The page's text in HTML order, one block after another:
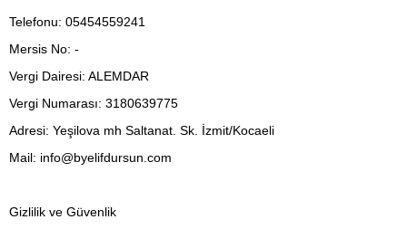
Telefonu: 05454559241
Mersis No: -
Vergi Dairesi: ALEMDAR
Vergi Numarası: 3180639775
Adresi: Yeşilova mh Saltanat. Sk. İzmit/Kocaeli
Mail: info@byelifdursun.com
Gizlilik ve Güvenlik